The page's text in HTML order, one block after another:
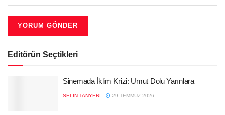
Editörün Seçtikleri
Sinemada İklim Krizi: Umut Dolu Yarınlara
SELIN TANYERI 29 TEMMUZ 2026